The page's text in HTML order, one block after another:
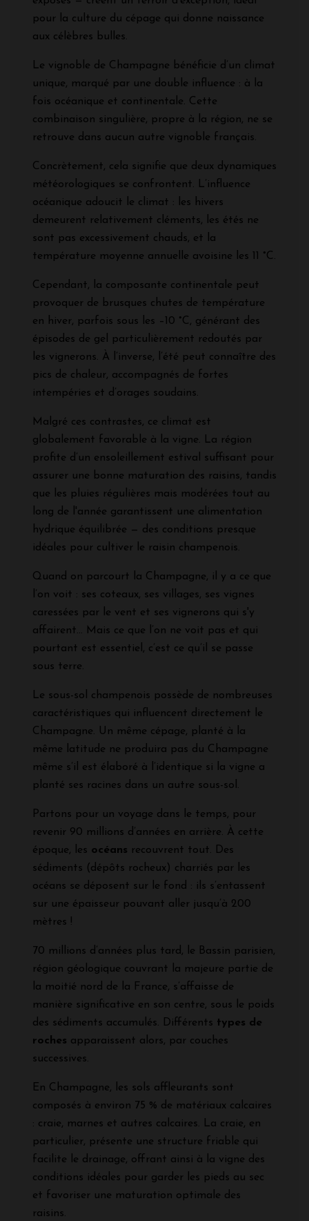
pour la culture du cépage qui donne naissance
aux célèbres bulles.
Le vignoble de Champagne bénéficie d’un climat
unique, marqué par une double influence : à la
fois océanique et continentale. Cette
combinaison singulière, propre à la région, ne se
retrouve dans aucun autre vignoble français.
Concrètement, cela signifie que deux dynamiques
météorologiques se confrontent. L’influence
océanique adoucit le climat : les hivers
demeurent relativement cléments, les étés ne
sont pas excessivement chauds, et la
température moyenne annuelle avoisine les 11 °C.
Cependant, la composante continentale peut
provoquer de brusques chutes de température
en hiver, parfois sous les –10 °C, générant des
épisodes de gel particulièrement redoutés par
les vignerons. À l’inverse, l’été peut connaître des
pics de chaleur, accompagnés de fortes
intempéries et d’orages soudains.
Malgré ces contrastes, ce climat est
globalement favorable à la vigne. La région
profite d’un ensoleillement estival suffisant pour
assurer une bonne maturation des raisins, tandis
que les pluies régulières mais modérées tout au
long de l'année garantissent une alimentation
hydrique équilibrée — des conditions presque
idéales pour cultiver le raisin champenois.
Quand on parcourt la Champagne, il y a ce que
l’on voit : ses coteaux, ses villages, ses vignes
caressées par le vent et ses vignerons qui s'y
affairent... Mais ce que l’on ne voit pas et qui
pourtant est essentiel, c’est ce qu’il se passe
sous terre.
Le sous-sol champenois possède de nombreuses
caractéristiques qui influencent directement le
Champagne. Un même cépage, planté à la
même latitude ne produira pas du Champagne
même s’il est élaboré à l’identique si la vigne a
planté ses racines dans un autre sous-sol.
Partons pour un voyage dans le temps, pour
revenir 90 millions d’années en arrière. À cette
époque, les océans recouvrent tout. Des
sédiments (dépôts rocheux) charriés par les
océans se déposent sur le fond : ils s’entassent
sur une épaisseur pouvant aller jusqu’à 200
mètres !
70 millions d’années plus tard, le Bassin parisien,
région géologique couvrant la majeure partie de
la moitié nord de la France, s’affaisse de
manière significative en son centre, sous le poids
des sédiments accumulés. Différents types de
roches apparaissent alors, par couches
successives.
En Champagne, les sols affleurants sont
composés à environ 75 % de matériaux calcaires
: craie, marnes et autres calcaires. La craie, en
particulier, présente une structure friable qui
facilite le drainage, offrant ainsi à la vigne des
conditions idéales pour garder les pieds au sec
et favoriser une maturation optimale des
raisins.